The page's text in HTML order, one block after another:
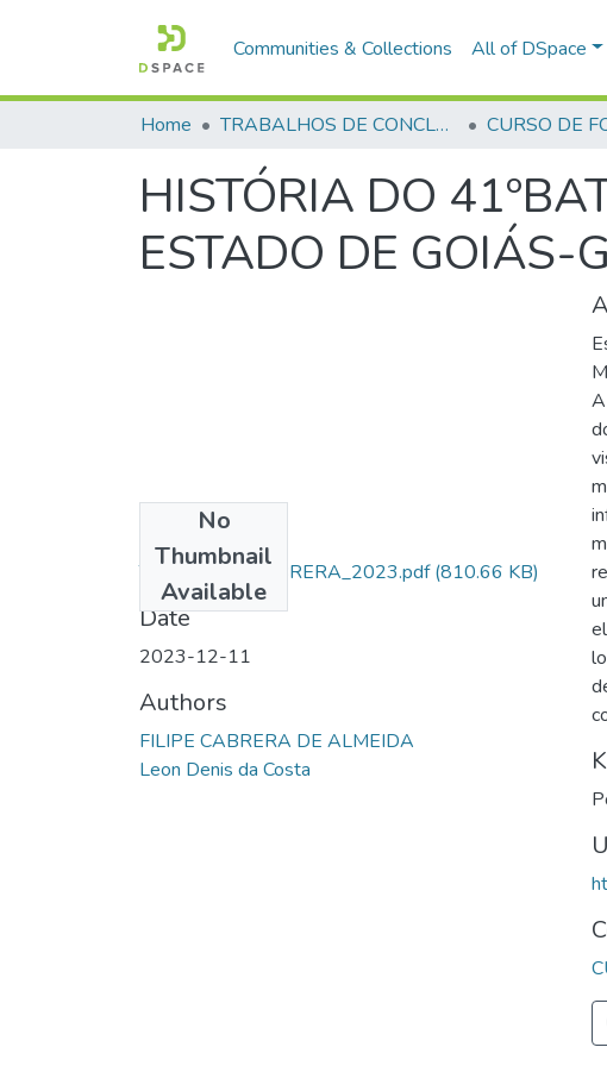
Communities & Collections All of DSpace
Home TRABALHOS DE CONCLUSÃO DE CURSO - CFP (CURSO DE FORMAÇÃO DE PRAÇAS)
HISTÓRIA DO
ESTADO DE GOIÁS-
No
Thumbnail
Available
TCC_AL_SD_CABRERA_2023.pdf(810.66 KB)
Date
2023-12-11
Authors
FILIPE CABRERA DE ALMEIDA
Leon Denis da Costa